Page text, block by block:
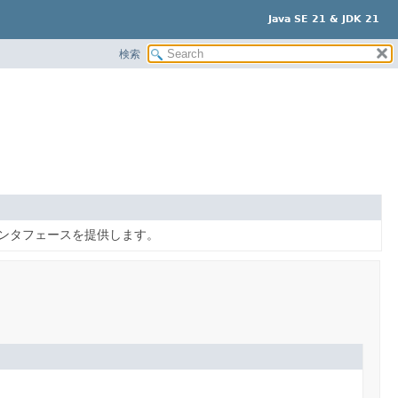
Java SE 21 & JDK 21
検索
フェースを提供します。